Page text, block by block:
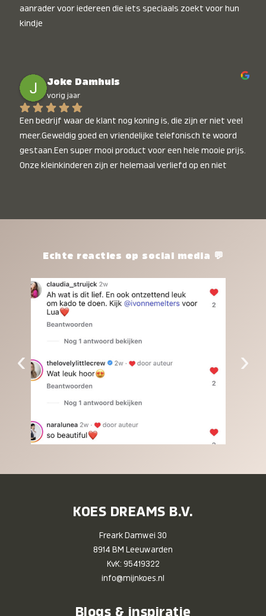
aanrader voor iedereen die iets speciaals zoekt voor hun
kindje
Joke Damhuis
vorig jaar
Een bedrijf waar de klant nog koning is, die zijn er niet veel
meer.Geweldig goed en vriendelijke telefonisch te woord
gestaan.Een super mooi product voor een hele mooie prijs.
Onze kleinkinderen zijn er helemaal verliefd op en niet
het waard.Echte reacties op social media 💬
‹ ›
KOES DREAMS B.V.
Freark Damwei 30
8914 BM Leeuwarden
KvK: 95419322
info@mijnkoes.nl
Blogs & inspiratie